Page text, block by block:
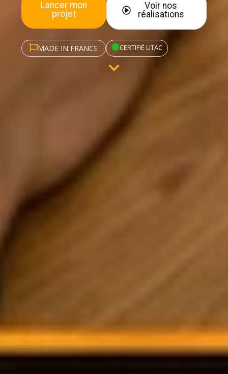
Lancer mon
projet
Voir nos
réalisations
MADE IN FRANCE CERTIFIÉ UTAC